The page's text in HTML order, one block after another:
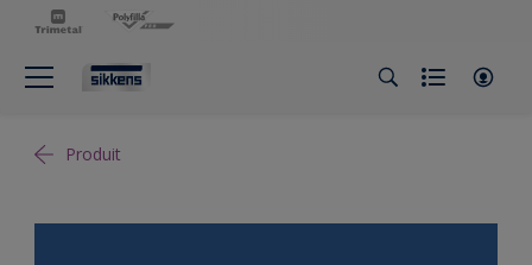
Produit